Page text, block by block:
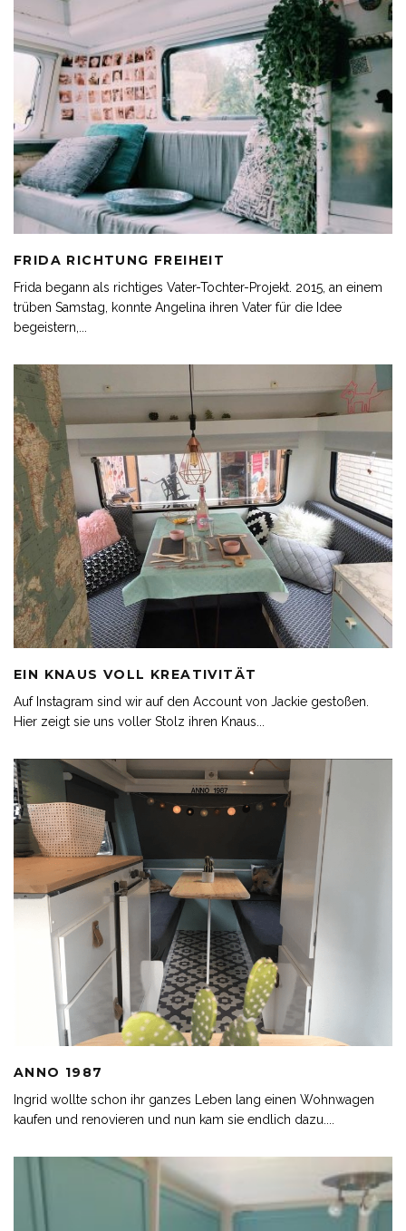
FRIDA RICHTUNG FREIHEIT
Frida begann als richtiges Vater-Tochter-Projekt. 2015, an einem
trüben Samstag, konnte Angelina ihren Vater für die Idee
begeistern,
EIN KNAUS VOLL KREATIVITÄT
Auf Instagram sind wir auf den Account von Jackie gestoßen.
Hier zeigt sie uns voller Stolz ihren Knaus...
ANNO 1987
Ingrid wollte schon ihr ganzes Leben lang einen Wohnwagen
kaufen und renovieren und nun kam sie endlich dazu.